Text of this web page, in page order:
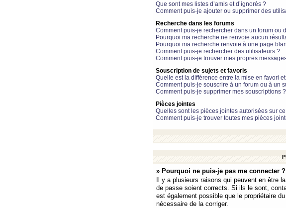
Que sont mes listes d’amis et d’ignorés ?
Comment puis-je ajouter ou supprimer des
Recherche dans les forums
Comment puis-je rechercher dans un forum ou
Pourquoi ma recherche ne renvoie aucun
Pourquoi ma recherche renvoie à une page
Comment puis-je rechercher des utilisateurs ?
Comment puis-je trouver mes propres
Souscription de sujets et favoris
Quelle est la différence entre la mise en favori
Comment puis-je souscrire à un forum ou à un
Comment puis-je supprimer mes souscriptions ?
Pièces jointes
Quelles sont les pièces jointes autorisées sur
Comment puis-je trouver toutes mes pièces
» Pourquoi ne puis-je pas me connecter ?
Il y a plusieurs raisons qui peuvent en être
de passe soient corrects. Si ils le sont,
est également possible que le propriétaire
nécessaire de la corriger.